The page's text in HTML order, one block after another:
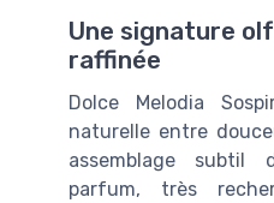
Une signature
raffinée
Dolce Melodia
naturelle entre
assemblage subtil
parfum, très